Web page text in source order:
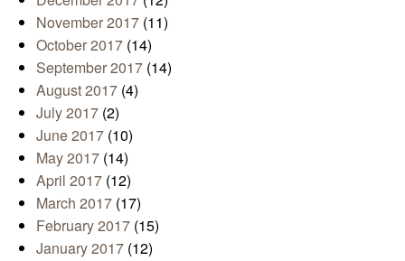
November 2017 (11)
October 2017 (14)
September 2017 (14)
August 2017 (4)
July 2017 (2)
June 2017 (10)
May 2017 (14)
April 2017 (12)
March 2017 (17)
February 2017 (15)
January 2017 (12)